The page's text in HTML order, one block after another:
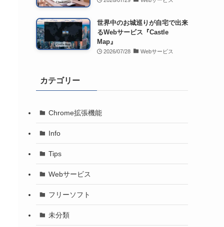
世界中のお城巡りが自宅で出来
るWebサービス『Castle
Map』
2026/07/28 Webサービス
カテゴリー
Chrome拡張機能
Info
Tips
Webサービス
フリーソフト
未分類